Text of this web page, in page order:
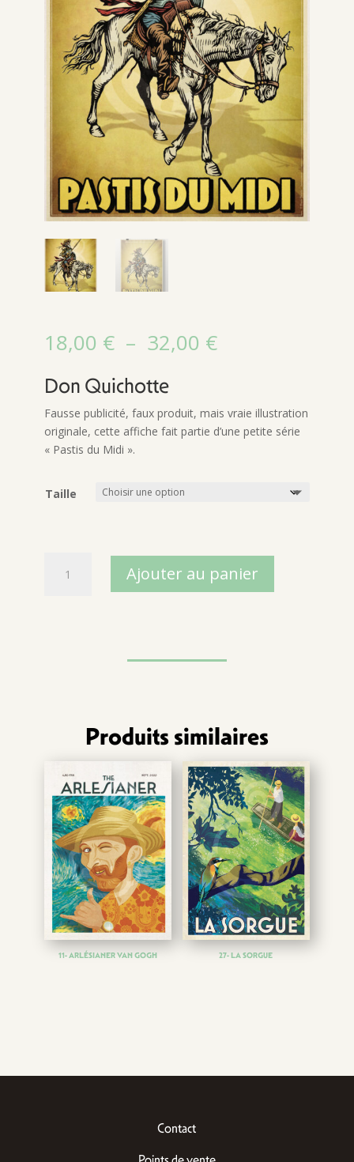
18,00 € – 32,00 €Plage
à
32,00 €
Don Quichotte
Fausse publicité, faux produit, mais vraie illustration
originale, cette affiche fait partie d’une petite série
« Pastis du Midi ».
Taille
Ajouter au panier
Produits similaires
11- ARLÉSIANER VAN GOGH 27- LA SORGUE
Contact